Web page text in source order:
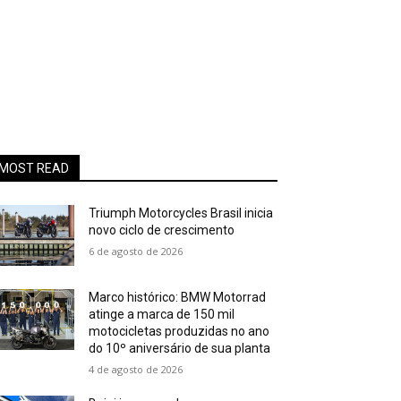
MOST READ
Triumph Motorcycles Brasil inicia
novo ciclo de crescimento
6 de agosto de 2026
Marco histórico: BMW Motorrad
atinge a marca de 150 mil
motocicletas produzidas no ano
do 10º aniversário de sua planta
4 de agosto de 2026